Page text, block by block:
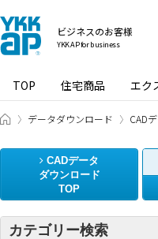
ビジネスのお客様
YKK AP for business
TOP 住宅商品 エク
ビジネスのお客様 HOME
データダウンロード CAD
CADデータ
ダウンロード
TOP
カテゴリー検索